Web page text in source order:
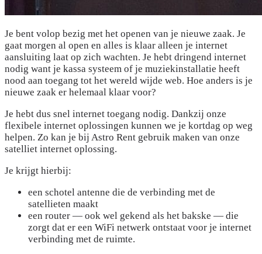
Je bent volop bezig met het openen van je nieuwe zaak. Je
gaat morgen al open en alles is klaar alleen je internet
aansluiting laat op zich wachten. Je hebt dringend internet
nodig want je kassa systeem of je muziekinstallatie heeft
nood aan toegang tot het wereld wijde web. Hoe anders is je
nieuwe zaak er helemaal klaar voor?
Je hebt dus snel internet toegang nodig. Dankzij onze
flexibele internet oplossingen kunnen we je kortdag op weg
helpen. Zo kan je bij Astro Rent gebruik maken van onze
satelliet internet oplossing.
Je krijgt hierbij:
een schotel antenne die de verbinding met de
satellieten maakt
een router — ook wel gekend als het bakske — die
zorgt dat er een WiFi netwerk ontstaat voor je internet
verbinding met de ruimte.